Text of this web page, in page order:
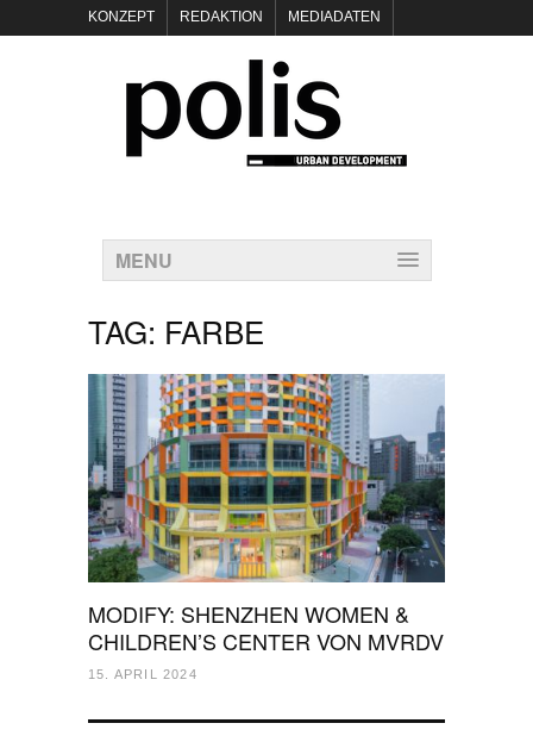
KONZEPT REDAKTION MEDIADATEN
POLIS KEYNOTES
KONTAKT DATENSCHUTZ IMPRESSUM
MENU
TAG: FARBE
MODIFY: SHENZHEN WOMEN &
CHILDREN’S CENTER VON MVRDV
15. APRIL 2024